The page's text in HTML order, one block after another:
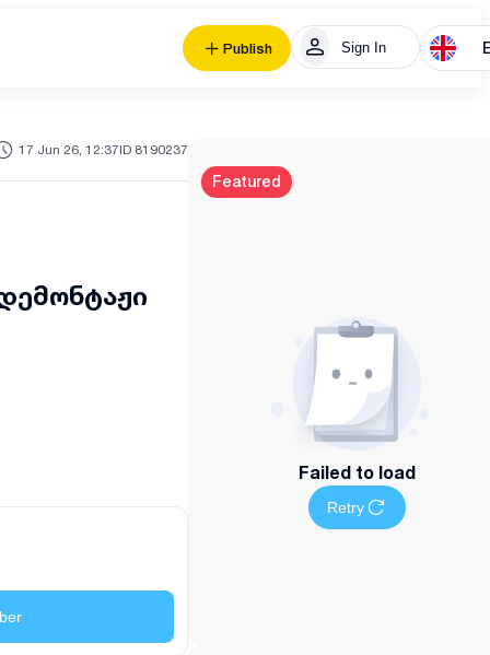
Publish Sign In
17 Jun 26, 12:37ID 8190237
Featured
Failed to load
Retry